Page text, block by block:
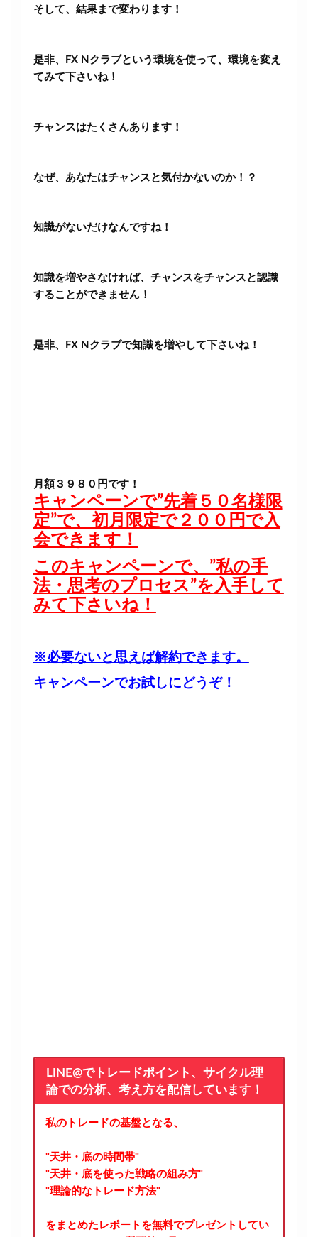
そして、結果まで変わります！
是非、FX Nクラブという環境を使って、環境を変え
てみて下さいね！
チャンスはたくさんあります！
なぜ、あなたはチャンスと気付かないのか！？
知識がないだけなんですね！
知識を増やさなければ、チャンスをチャンスと認識
することができません！
是非、FX Nクラブで知識を増やして下さいね！
月額３９８０円です！
キャンペーンで”先着５０名様限
定”で、初月限定で２００円で入
会できます！
このキャンペーンで、”私の手
法・思考のプロセス”を入手して
みて下さいね！
※必要ないと思えば解約できます。
キャンペーンでお試しにどうぞ！
LINE@でトレードポイント、サイクル理
論での分析、考え方を配信しています！
私のトレードの基盤となる、
"天井・底の時間帯"
"天井・底を使った戦略の組み方"
"理論的なトレード方法"
をまとめたレポートを無料でプレゼントしてい